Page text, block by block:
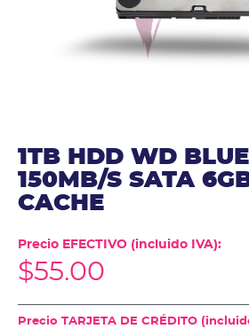
1TB HDD WD
150MB/S SATA
CACHE
Precio EFECTIVO (incluido IVA):
$55.00
Precio TARJETA DE CRÉDITO